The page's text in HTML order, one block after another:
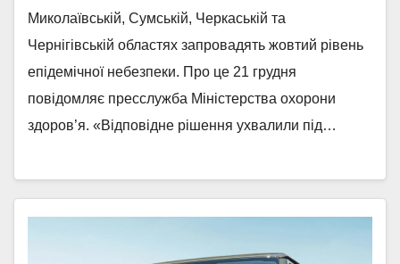
Миколаївській, Сумській, Черкаській та
Чернігівській областях запровадять жовтий рівень
епідемічної небезпеки. Про це 21 грудня
повідомляє пресслужба Міністерства охорони
здоров’я. «Відповідне рішення ухвалили під…